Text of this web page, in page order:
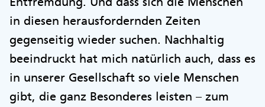
in diesen herausfordernden Zeiten
gegenseitig wieder suchen. Nachhaltig
beeindruckt hat mich natürlich auch, dass es
in unserer Gesellschaft so viele Menschen
gibt, die ganz Besonderes leisten – zum